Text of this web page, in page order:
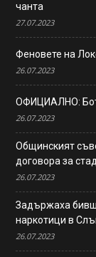
чанта
27.07.2023
Феновете на
26.07.2023
ОФИЦИАЛНО:
26.07.2023
Общинският
договора за
26.07.2023
Задържаха бивш
наркотици в
26.07.2023